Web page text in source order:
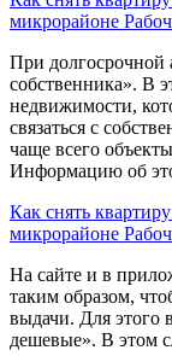
микрорайоне
При долгосрочной
собственника». В
недвижимости,
связаться с
чаще всего
Информацию об
Как снять
микрорайоне
На сайте и в
таким образом,
выдачи. Для этого
дешевые». В этом